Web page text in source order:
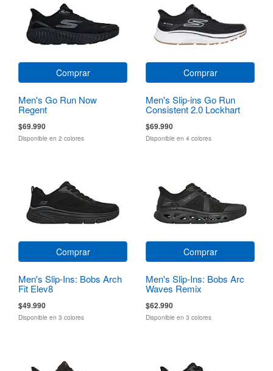
Comprar
Men's Go Run Now
Regent
$69.990
Disponible en 2 colores
Comprar
Men's Slip-ins Go Run
Consistent 2.0 Lockhart
$69.990
Disponible en 4 colores
Comprar
Men's Slip-Ins: Bobs Arch
Fit Elev8
$49.990
Disponible en 3 colores
Comprar
Men's Slip-Ins: Bobs Arc
Waves Remix
$62.990
Disponible en 3 colores